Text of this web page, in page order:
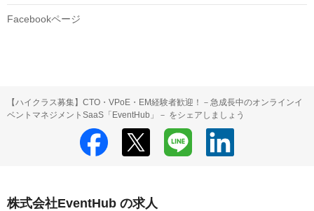
Facebookページ
【ハイクラス募集】CTO・VPoE・EM経験者歓迎！－急成長中のオンラインイ
ベントマネジメントSaaS「EventHub」－ をシェアしましょう
株式会社EventHub の求人